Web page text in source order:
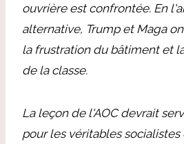
ouvrière est confrontée. En
alternative, Trump et Maga
la frustration du bâtiment et
de la classe.
La leçon de l'AOC devrait
pour les véritables socialistes